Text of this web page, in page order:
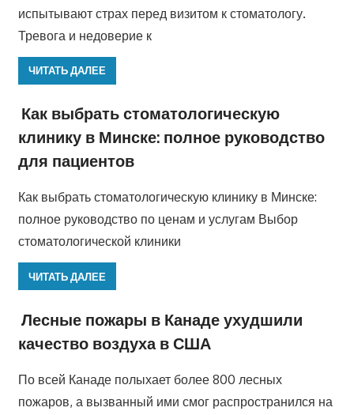
испытывают страх перед визитом к стоматологу.
Тревога и недоверие к
ЧИТАТЬ ДАЛЕЕ
Как выбрать стоматологическую
клинику в Минске: полное руководство
для пациентов
Как выбрать стоматологическую клинику в Минске:
полное руководство по ценам и услугам Выбор
стоматологической клиники
ЧИТАТЬ ДАЛЕЕ
Лесные пожары в Канаде ухудшили
качество воздуха в США
По всей Канаде полыхает более 800 лесных
пожаров, а вызванный ими смог распространился на